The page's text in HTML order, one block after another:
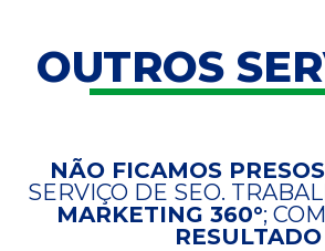
OUTROS
NÃO FICAMOS PRESOS
SERVIÇO DE SEO.
MARKETING 360°;
RESULTADO